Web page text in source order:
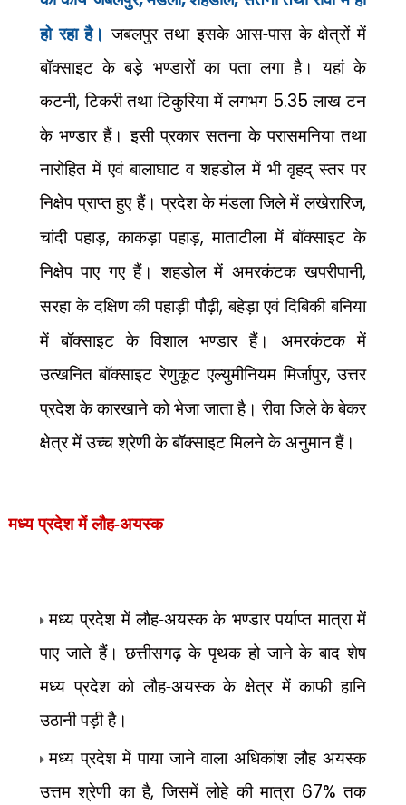
हो रहा है।जबलपुर तथा इसके आस-पास के क्षेत्रों में
बॉक्साइट के बड़े भण्डारों का पता लगा है। यहां के
कटनी,टिकरी तथा टिकुरिया में लगभग 5.35 लाख टन
के भण्डार हैं। इसी प्रकार सतना के परासमनिया तथा
नारोहित में एवं बालाघाट व शहडोल में भी वृहद् स्तर पर
निक्षेप प्राप्त हुए हैं। प्रदेश के मंडला जिले में लखेरारिज,
चांदी पहाड़,काकड़ा पहाड़,माताटीला में बॉक्साइट के
निक्षेप पाए गए हैं। शहडोल में अमरकंटक खपरीपानी,
सरहा के दक्षिण की पहाड़ी पौढ़ी,बहेड़ा एवं दिबिकी बनिया
में बॉक्साइट के विशाल भण्डार हैं। अमरकंटक में
उत्खनित बॉक्साइट रेणुकूट एल्युमीनियम मिर्जापुर,उत्तर
प्रदेश के कारखाने को भेजा जाता है। रीवा जिले के बेकर
क्षेत्र में उच्च श्रेणी के बॉक्साइट मिलने के अनुमान हैं।
मध्य प्रदेश मेंलौह-अयस्क
मध्य प्रदेश में लौह-अयस्क के भण्डार पर्याप्त मात्रा में
पाए जाते हैं। छत्तीसगढ़ के पृथक हो जाने के बाद शेष
मध्य प्रदेश को लौह-अयस्क के क्षेत्र में काफी हानि
उठानी पड़ी है।
मध्यप्रदेश में पाया जाने वाला अधिकांश लौह अयस्क
उत्तम श्रेणी का है,जिसमें लोहे की मात्रा 67% तक